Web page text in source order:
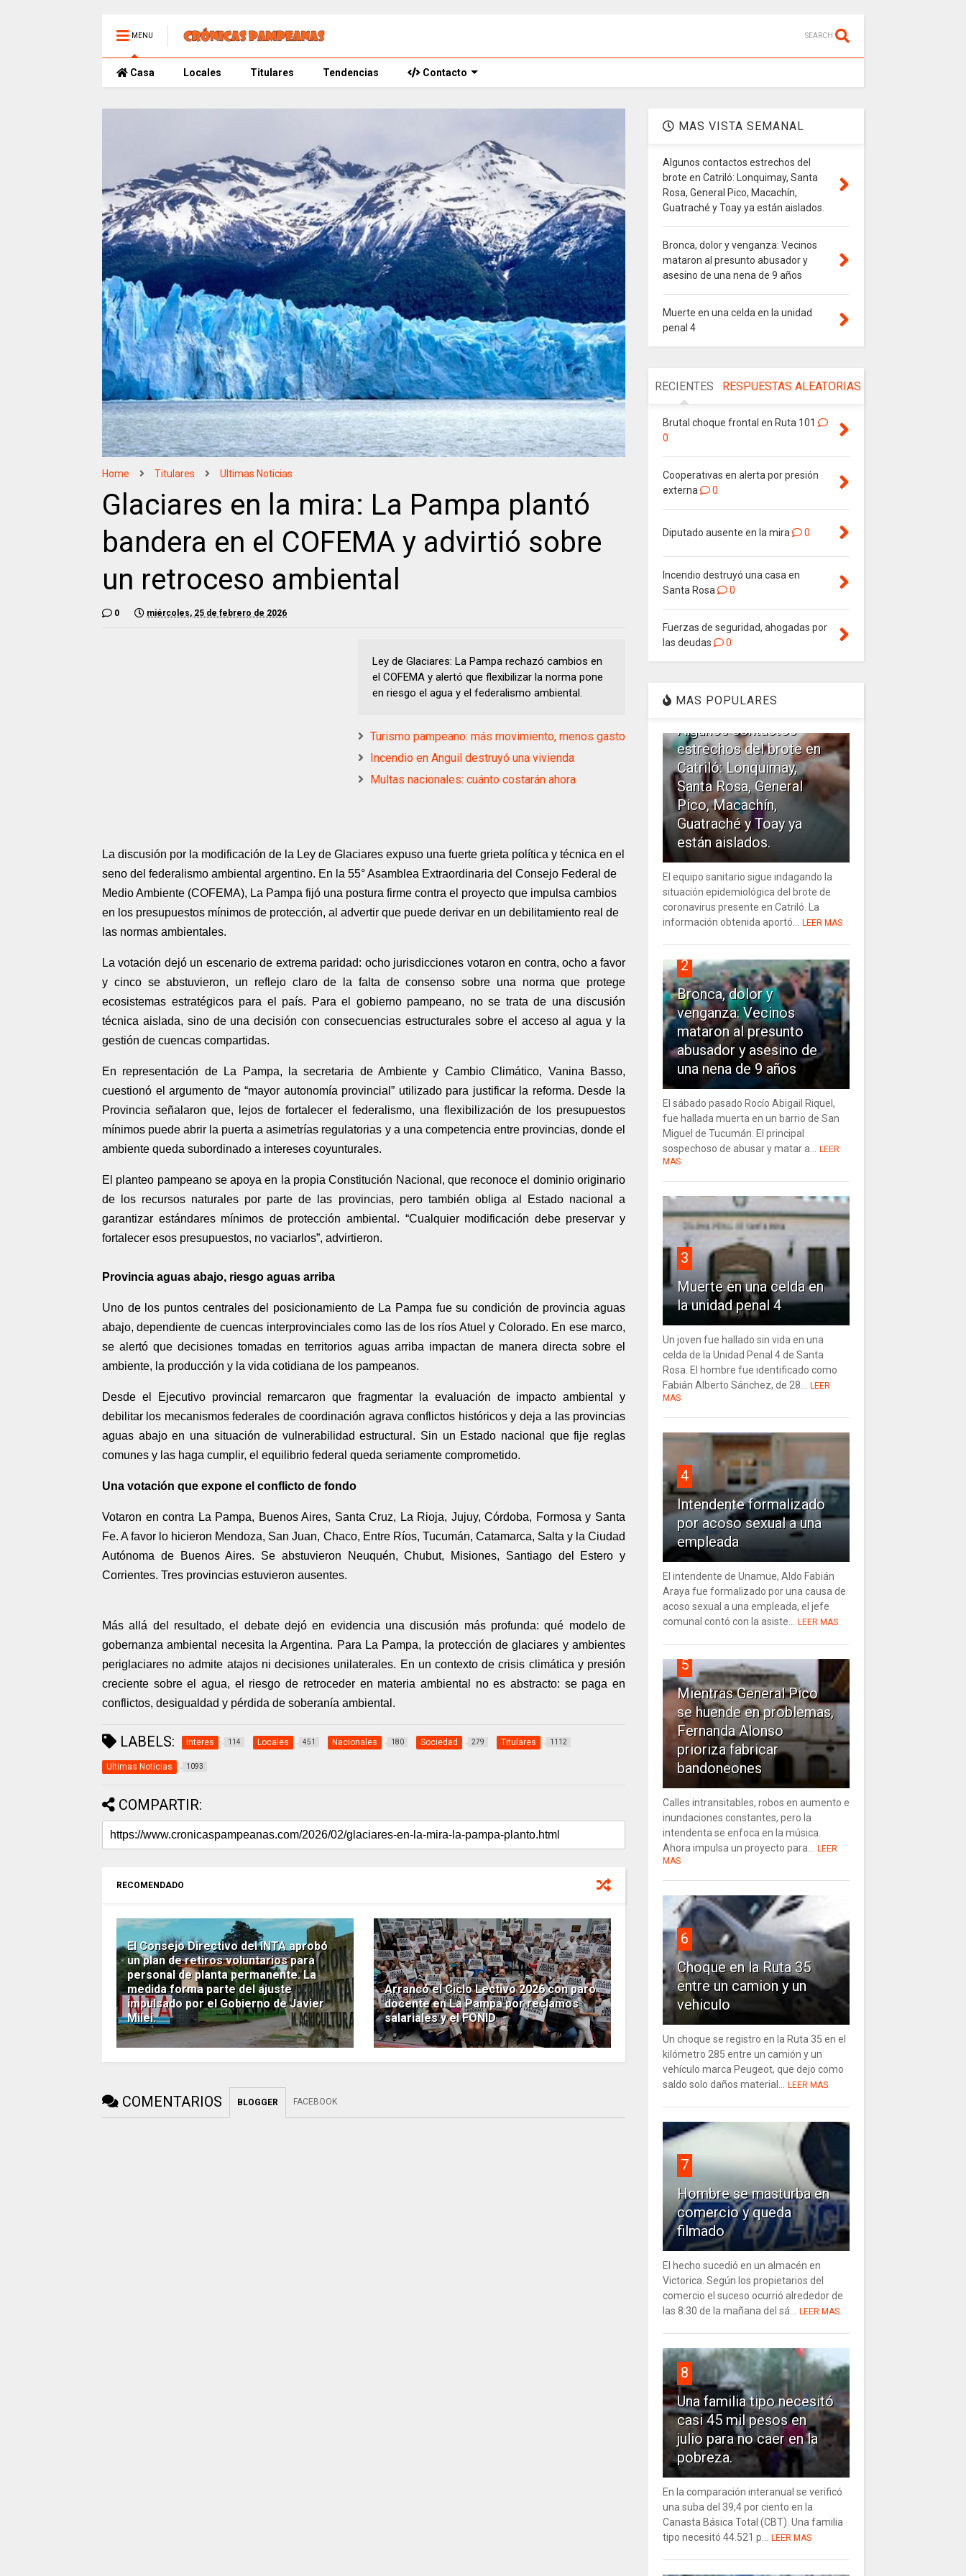
MENU SEARCH
Casa Locales Titulares Tendencias Contacto
Home Titulares Ultimas Noticias
Glaciares en la mira: La Pampa plantó
bandera en el COFEMA y advirtió sobre
un retroceso ambiental
0 miércoles, 25 de febrero de 2026
Ley de Glaciares: La Pampa rechazó cambios en
el COFEMA y alertó que flexibilizar la norma pone
en riesgo el agua y el federalismo ambiental.
Turismo pampeano: más movimiento, menos gasto
Incendio en Anguil destruyó una vivienda
Multas nacionales: cuánto costarán ahora
La discusión por la modificación de la Ley de Glaciares expuso una fuerte grieta política y técnica en el
seno del federalismo ambiental argentino. En la 55° Asamblea Extraordinaria del Consejo Federal de
Medio Ambiente (COFEMA), La Pampa fijó una postura firme contra el proyecto que impulsa cambios
en los presupuestos mínimos de protección, al advertir que puede derivar en un debilitamiento real de
las normas ambientales.
La votación dejó un escenario de extrema paridad: ocho jurisdicciones votaron en contra, ocho a favor
y cinco se abstuvieron, un reflejo claro de la falta de consenso sobre una norma que protege
ecosistemas estratégicos para el país. Para el gobierno pampeano, no se trata de una discusión
técnica aislada, sino de una decisión con consecuencias estructurales sobre el acceso al agua y la
gestión de cuencas compartidas.
En representación de La Pampa, la secretaria de Ambiente y Cambio Climático, Vanina Basso,
cuestionó el argumento de “mayor autonomía provincial” utilizado para justificar la reforma. Desde la
Provincia señalaron que, lejos de fortalecer el federalismo, una flexibilización de los presupuestos
mínimos puede abrir la puerta a asimetrías regulatorias y a una competencia entre provincias, donde el
ambiente queda subordinado a intereses coyunturales.
El planteo pampeano se apoya en la propia Constitución Nacional, que reconoce el dominio originario
de los recursos naturales por parte de las provincias, pero también obliga al Estado nacional a
garantizar estándares mínimos de protección ambiental. “Cualquier modificación debe preservar y
fortalecer esos presupuestos, no vaciarlos”, advirtieron.
Provincia aguas abajo, riesgo aguas arriba
Uno de los puntos centrales del posicionamiento de La Pampa fue su condición de provincia aguas
abajo, dependiente de cuencas interprovinciales como las de los ríos Atuel y Colorado. En ese marco,
se alertó que decisiones tomadas en territorios aguas arriba impactan de manera directa sobre el
ambiente, la producción y la vida cotidiana de los pampeanos.
Desde el Ejecutivo provincial remarcaron que fragmentar la evaluación de impacto ambiental y
debilitar los mecanismos federales de coordinación agrava conflictos históricos y deja a las provincias
aguas abajo en una situación de vulnerabilidad estructural. Sin un Estado nacional que fije reglas
comunes y las haga cumplir, el equilibrio federal queda seriamente comprometido.
Una votación que expone el conflicto de fondo
Votaron en contra La Pampa, Buenos Aires, Santa Cruz, La Rioja, Jujuy, Córdoba, Formosa y Santa
Fe. A favor lo hicieron Mendoza, San Juan, Chaco, Entre Ríos, Tucumán, Catamarca, Salta y la Ciudad
Autónoma de Buenos Aires. Se abstuvieron Neuquén, Chubut, Misiones, Santiago del Estero y
Corrientes. Tres provincias estuvieron ausentes.
Más allá del resultado, el debate dejó en evidencia una discusión más profunda: qué modelo de
gobernanza ambiental necesita la Argentina. Para La Pampa, la protección de glaciares y ambientes
periglaciares no admite atajos ni decisiones unilaterales. En un contexto de crisis climática y presión
creciente sobre el agua, el riesgo de retroceder en materia ambiental no es abstracto: se paga en
conflictos, desigualdad y pérdida de soberanía ambiental.
LABELS: Interes 114 Locales 451 Nacionales 180 Sociedad 279 Titulares 1112
Ultimas Noticias 1093
COMPARTIR:
RECOMENDADO
El Consejo Directivo del INTA aprobó
un plan de retiros voluntarios para
personal de planta permanente. La
medida forma parte del ajuste
impulsado por el Gobierno de Javier
Milei.
Arrancó el Ciclo Lectivo 2026 con paro
docente en La Pampa por reclamos
salariales y el FONID
COMENTARIOS BLOGGER FACEBOOK
MAS VISTA SEMANAL
Algunos contactos estrechos del
brote en Catriló: Lonquimay, Santa
Rosa, General Pico, Macachín,
Guatraché y Toay ya están aislados.
Bronca, dolor y venganza: Vecinos
mataron al presunto abusador y
asesino de una nena de 9 años
Muerte en una celda en la unidad
penal 4
RECIENTES RESPUESTAS ALEATORIAS
Brutal choque frontal en Ruta 101
0
Cooperativas en alerta por presión
externa
0
Diputado ausente en la mira 0
Incendio destruyó una casa en
Santa Rosa
0
Fuerzas de seguridad, ahogadas por
las deudas
0
MAS POPULARES
1
Algunos contactos
estrechos del brote en
Catriló: Lonquimay,
Santa Rosa, General
Pico, Macachín,
Guatraché y Toay ya
están aislados.
El equipo sanitario sigue indagando la
situación epidemiológica del brote de
coronavirus presente en Catriló. La
información obtenida aportó... LEER MAS
2
Bronca, dolor y
venganza: Vecinos
mataron al presunto
abusador y asesino de
una nena de 9 años
El sábado pasado Rocío Abigail Riquel,
fue hallada muerta en un barrio de San
Miguel de Tucumán. El principal
sospechoso de abusar y matar a... LEER
MAS
3
Muerte en una celda en
la unidad penal 4
Un joven fue hallado sin vida en una
celda de la Unidad Penal 4 de Santa
Rosa. El hombre fue identificado como
Fabián Alberto Sánchez, de 28... LEER
MAS
4
Intendente formalizado
por acoso sexual a una
empleada
El intendente de Unamue, Aldo Fabián
Araya fue formalizado por una causa de
acoso sexual a una empleada, el jefe
comunal contó con la asiste... LEER MAS
5
Mientras General Pico
se huende en problemas,
Fernanda Alonso
prioriza fabricar
bandoneones
Calles intransitables, robos en aumento e
inundaciones constantes, pero la
intendenta se enfoca en la música.
Ahora impulsa un proyecto para... LEER
MAS
6
Choque en la Ruta 35
entre un camion y un
vehiculo
Un choque se registro en la Ruta 35 en el
kilómetro 285 entre un camión y un
vehículo marca Peugeot, que dejo como
saldo solo daños material... LEER MAS
7
Hombre se masturba en
comercio y queda
filmado
El hecho sucedió en un almacén en
Victorica. Según los propietarios del
comercio el suceso ocurrió alrededor de
las 8:30 de la mañana del sá... LEER MAS
8
Una familia tipo necesitó
casi 45 mil pesos en
julio para no caer en la
pobreza.
En la comparación interanual se verificó
una suba del 39,4 por ciento en la
Canasta Básica Total (CBT). Una familia
tipo necesitó 44.521 p... LEER MAS